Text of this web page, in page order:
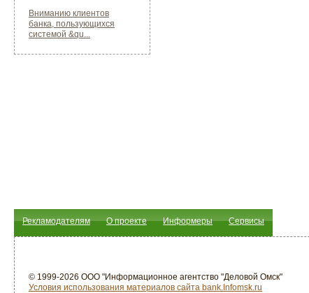
Вниманию клиентов
банка, пользующихся
системой &qu...
Рекламодателям О проекте Информеры Сервисы
© 1999-2026 ООО "Информационное агентство "Деловой Омск"
Условия использования материалов сайта bank.Infomsk.ru